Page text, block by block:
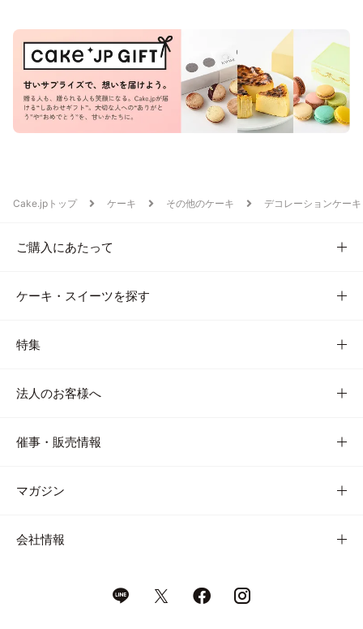
Cake.jpトップ ケーキ その他のケーキ デコレーションケーキ
ご購入にあたって
ケーキ・スイーツを探す
特集
法人のお客様へ
催事・販売情報
マガジン
会社情報